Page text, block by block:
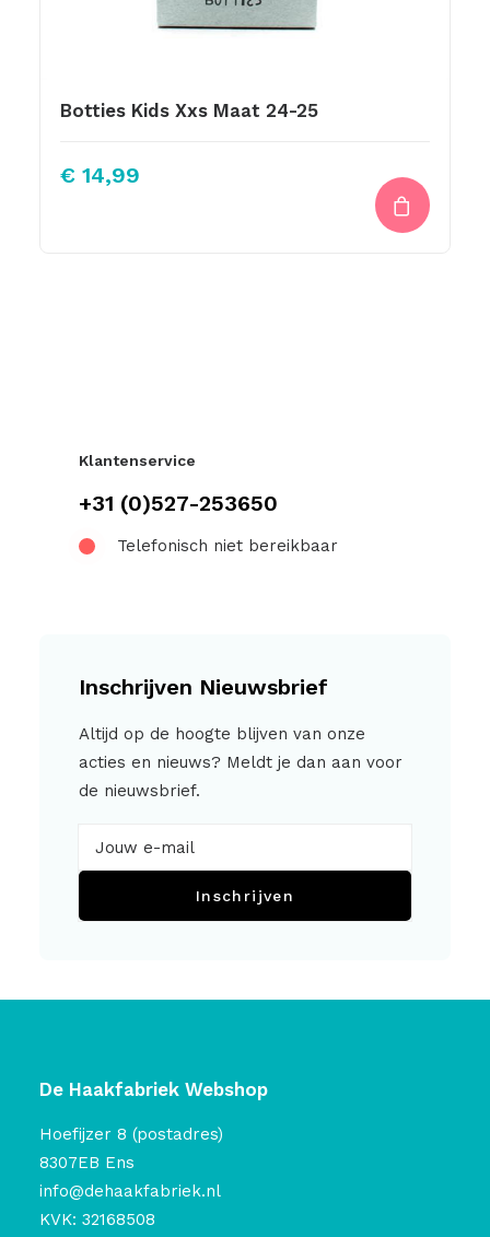
Botties Kids Xxs Maat 24-25
€ 14,99
Klantenservice
+31 (0)527-253650
Telefonisch niet bereikbaar
Inschrijven Nieuwsbrief
Altijd op de hoogte blijven van onze
acties en nieuws? Meldt je dan aan voor
de nieuwsbrief.
Inschrijven
De Haakfabriek Webshop
Hoefijzer 8 (postadres)
8307EB Ens
info@dehaakfabriek.nl
KVK: 32168508